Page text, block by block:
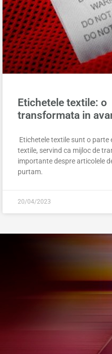
Etichetele textile: o
transformata in
Etichetele textile sunt o parte
textile, servind ca mijloc de
importante despre articolele
purtam.
20/04/2023